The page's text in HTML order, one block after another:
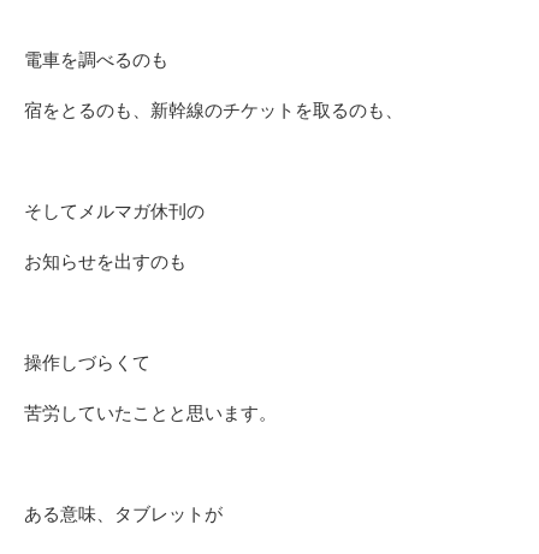
電車を調べるのも
宿をとるのも、新幹線のチケットを取るのも、
そしてメルマガ休刊の
お知らせを出すのも
操作しづらくて
苦労していたことと思います。
ある意味、タブレットが